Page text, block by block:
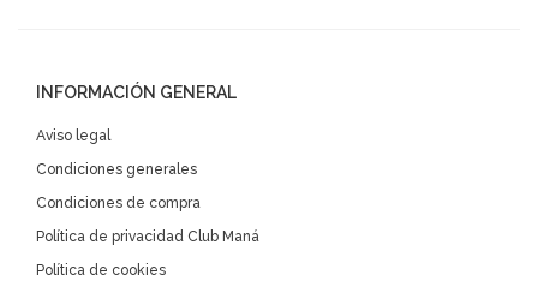
INFORMACIÓN GENERAL
Aviso legal
Condiciones generales
Condiciones de compra
Política de privacidad Club Maná
Política de cookies